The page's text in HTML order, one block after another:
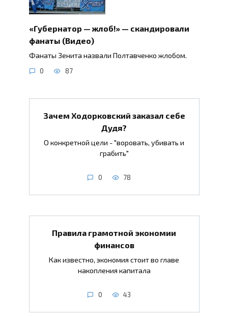
«Губернатор — жлоб!» — скандировали
фанаты (Видео)
Фанаты Зенита назвали Полтавченко жлобом.
0 87
Зачем Ходорковский заказал себе
Дудя?
О конкретной цели - "воровать, убивать и
грабить"
0 78
Правила грамотной экономии
финансов
Как известно, экономия стоит во главе
накопления капитала
0 43